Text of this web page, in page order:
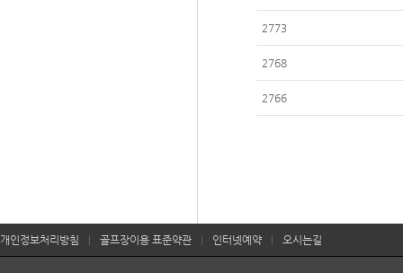
2773
2768
2766
개인정보처리방침 골프장이용 표준약관 인터넷예약 오시는길